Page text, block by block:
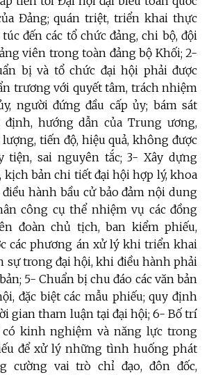
Đảng; quán triệt, triển khai thực
đến các tổ chức đảng, chi bộ, đội
viên trong toàn đảng bộ Khối; 2-
bị và tổ chức đại hội phải được
trương với quyết tâm, trách nhiệm
người đứng đầu cấp ủy; bám sát
định, hướng dẫn của Trung ương,
tiến độ, hiệu quả, không được
tiện, sai nguyên tắc; 3- Xây dựng
bản chi tiết đại hội hợp lý, khoa
hành bầu cử bảo đảm nội dung
công cụ thể nhiệm vụ các đồng
đoàn chủ tịch, ban kiểm phiếu,
các phương án xử lý khi triển khai
sự trong đại hội, khi điều hành phải
5- Chuẩn bị chu đáo các văn bản
đặc biệt các mẫu phiếu; quy định
gian tham luận tại đại hội; 6- Bố trí
có kinh nghiệm và năng lực trong
để xử lý những tình huống phát
cường vai trò chỉ đạo, đôn đốc,